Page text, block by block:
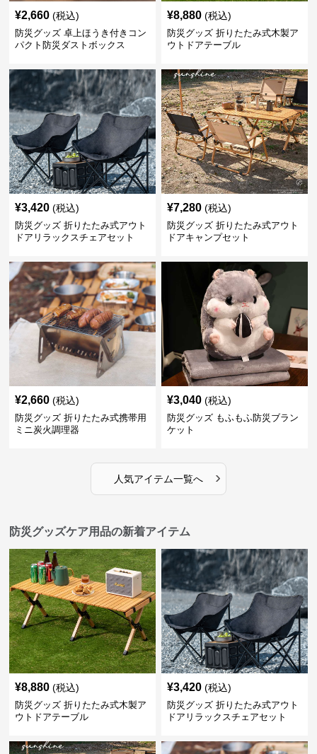
¥2,660 (税込)
防災グッズ 卓上ほうき付きコン
パクト防災ダストボックス
¥8,880 (税込)
防災グッズ 折りたたみ式木製ア
ウトドアテーブル
¥3,420 (税込)
防災グッズ 折りたたみ式アウト
ドアリラックスチェアセット
¥7,280 (税込)
防災グッズ 折りたたみ式アウト
ドアキャンプセット
¥2,660 (税込)
防災グッズ 折りたたみ式携帯用
ミニ炭火調理器
¥3,040 (税込)
防災グッズ もふもふ防災ブラン
ケット
人気アイテム一覧へ ›
防災グッズケア用品の新着アイテム
¥8,880 (税込)
防災グッズ 折りたたみ式木製ア
ウトドアテーブル
¥3,420 (税込)
防災グッズ 折りたたみ式アウト
ドアリラックスチェアセット